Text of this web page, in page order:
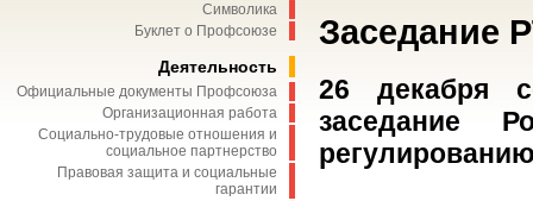
Символика
Буклет о Профсоюзе
Деятельность
Официальные документы Профсоюза
Организационная работа
Социально-трудовые отношения и
социальное партнерство
Правовая защита и социальные
гарантии
Заседание
26 декабря
заседание